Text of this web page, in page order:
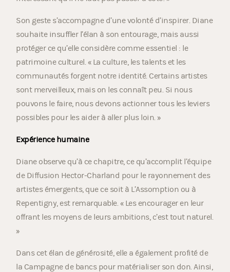
Son geste s’accompagne d’une volonté d’inspirer. Diane
souhaite insuffler l’élan à son entourage, mais aussi
protéger ce qu’elle considère comme essentiel : le
patrimoine culturel. « La culture, les talents et les
communautés forgent notre identité. Certains artistes
sont merveilleux, mais on les connaît peu. Si nous
pouvons le faire, nous devons actionner tous les leviers
possibles pour les aider à aller plus loin. »
Expérience humaine
Diane observe qu’à ce chapitre, ce qu’accomplit l’équipe
de Diffusion Hector-Charland pour le rayonnement des
artistes émergents, que ce soit à L’Assomption ou à
Repentigny, est remarquable. « Les encourager en leur
offrant les moyens de leurs ambitions, c’est tout naturel.
»
Dans cet élan de générosité, elle a également profité de
la Campagne de bancs pour matérialiser son don. Ainsi,